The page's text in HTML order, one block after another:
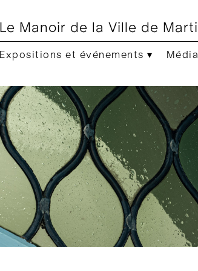
Le Manoir de la Ville de
Expositions et événements ▾